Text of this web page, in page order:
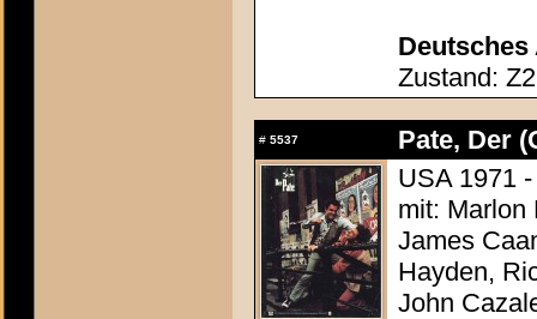
Deutsches
Zustand: Z2
# 5537
Pate, Der
USA 1971
mit: Marlon
James
Hayden,
John